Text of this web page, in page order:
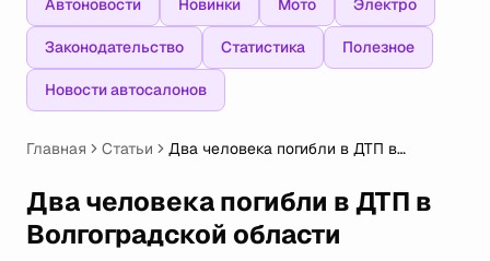
Автоновости Новинки Мото Электро
Законодательство Статистика Полезное
Новости автосалонов
Главная Статьи
Два человека погибли в ДТП в
Два человека погибли в ДТП в
Волгоградской области